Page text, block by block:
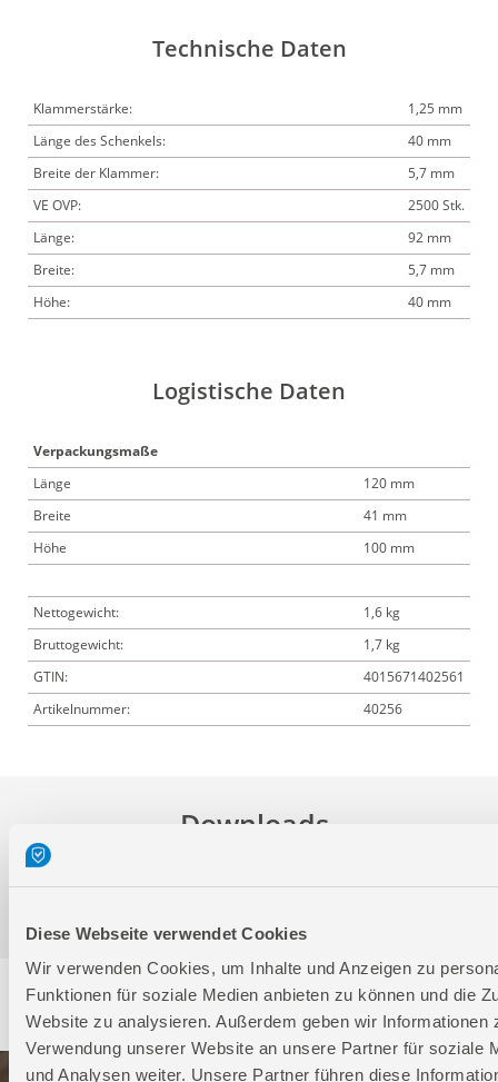
Diese Webseite verwendet Cookies
Wir verwenden Cookies, um Inhalte und Anzeigen zu
Funktionen für soziale Medien anbieten zu können und die
Website zu analysieren. Außerdem geben wir Informationen
Verwendung unserer Website an unsere Partner für soziale
und Analysen weiter. Unsere Partner führen diese
Technische Daten
Klammerstärke:
1,25 mm
Länge des Schenkels:
40 mm
Breite der Klammer:
5,7 mm
VE OVP:
2500 Stk.
Länge:
92 mm
Breite:
5,7 mm
Höhe:
40 mm
Logistische Daten
Verpackungsmaße
Länge
120 mm
Breite
41 mm
Höhe
100 mm
Nettogewicht:
1,6 kg
Bruttogewicht:
1,7 kg
GTIN:
4015671402561
Artikelnummer:
40256
Downloads
Service